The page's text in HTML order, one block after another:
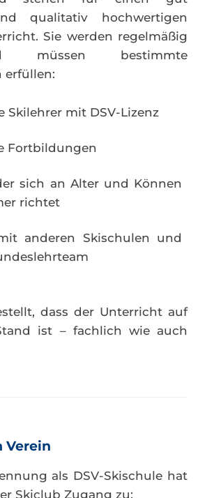
qualitativ hochwertigen
Sie werden regelmäßig
müssen bestimmte
erfüllen:
Skilehrer mit DSV-Lizenz
Fortbildungen
sich an Alter und Können
richtet
anderen Skischulen und
dass der Unterricht auf
ist – fachlich wie auch
Verein
als DSV-Skischule hat
Skiclub Zugang zu: